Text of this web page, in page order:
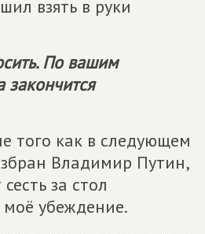
взять в руки
По вашим
того как в следующем
Владимир Путин,
за стол
моё убеждение.